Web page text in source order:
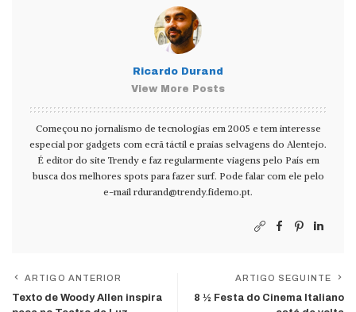
Ricardo Durand
View More Posts
Começou no jornalismo de tecnologias em 2005 e tem interesse
especial por gadgets com ecrã táctil e praias selvagens do Alentejo.
É editor do site Trendy e faz regularmente viagens pelo País em
busca dos melhores spots para fazer surf. Pode falar com ele pelo
e-mail rdurand@trendy.fidemo.pt.
ARTIGO ANTERIOR
Texto de Woody Allen inspira
ARTIGO SEGUINTE
8 ½ Festa do Cinema Italiano